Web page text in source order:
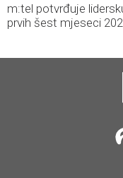
m:tel potvrđuje
prvih šest mjeseci